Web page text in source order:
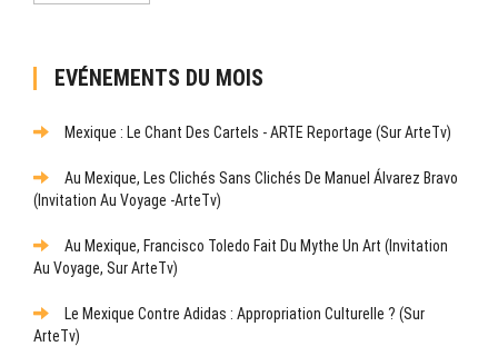
EVÉNEMENTS DU MOIS
Mexique : Le Chant Des Cartels - ARTE Reportage (sur ArteTv)
Au Mexique, Les Clichés Sans Clichés De Manuel Álvarez Bravo
(Invitation Au Voyage -ArteTv)
Au Mexique, Francisco Toledo Fait Du Mythe Un Art (Invitation
Au Voyage, Sur ArteTv)
Le Mexique Contre Adidas : Appropriation Culturelle ? (sur
ArteTv)